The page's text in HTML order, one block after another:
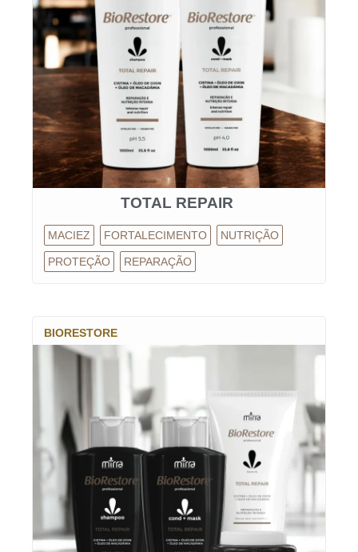
TOTAL REPAIR
MACIEZ FORTALECIMENTO NUTRIÇÃO
PROTEÇÃO REPARAÇÃO
BIORESTORE